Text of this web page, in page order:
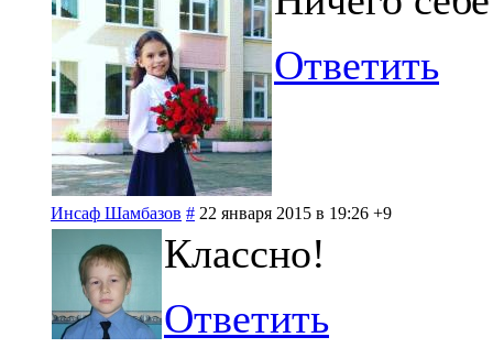
Ответить
Инсаф Шамбазов # 22 января 2015 в 19:26 +9
Классно!
Ответить